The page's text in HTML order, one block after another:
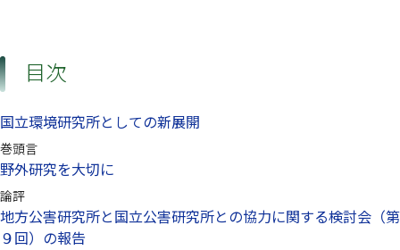
目次
国立環境研究所としての新展開
巻頭言
野外研究を大切に
論評
地方公害研究所と国立公害研究所との協力に関する検討会（第
９回）の報告